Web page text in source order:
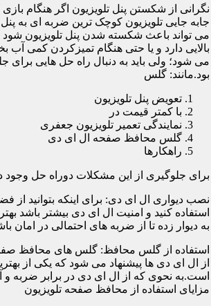
نگرانی از شکستن پنل تلویزیون اگر هنگام
جابه جایی تلویزیون کوچک ترین ضربه ای به
می تواند باعث شکسته شدن پنل تلویزیون شود
بالایی دارد و یا حتی هنگام تمیزکردن کمی آب
می شود؛ ولی باید به دنبال راه حل هایی برای
بود.مانند: گلس
تعویض پنل تلویزیون
با کمتر قیمت در
نمایندگی تعمیر تلویزیون جعفری
گلس محافظ صفحه ال ای دی
راهکارها
برای جلوگیری از این مشکلات دوراه حل وجود
نصب دیواری ال ای دی: برای اینکه بتوانید از
استفاده کنید و امنیت ال ای دی بیشتر باشد
به دیوار زده تا از ضربه های احتمالی در امان
استفاده از گلس محافظ: گلس های محافظ
از ال ای دی ها پیشنهاد می شود که یکی از
است.به نحوی که از ال ای دی در برابر ضربه
مزایای استفاده از محافظ صفحه تلویزیون